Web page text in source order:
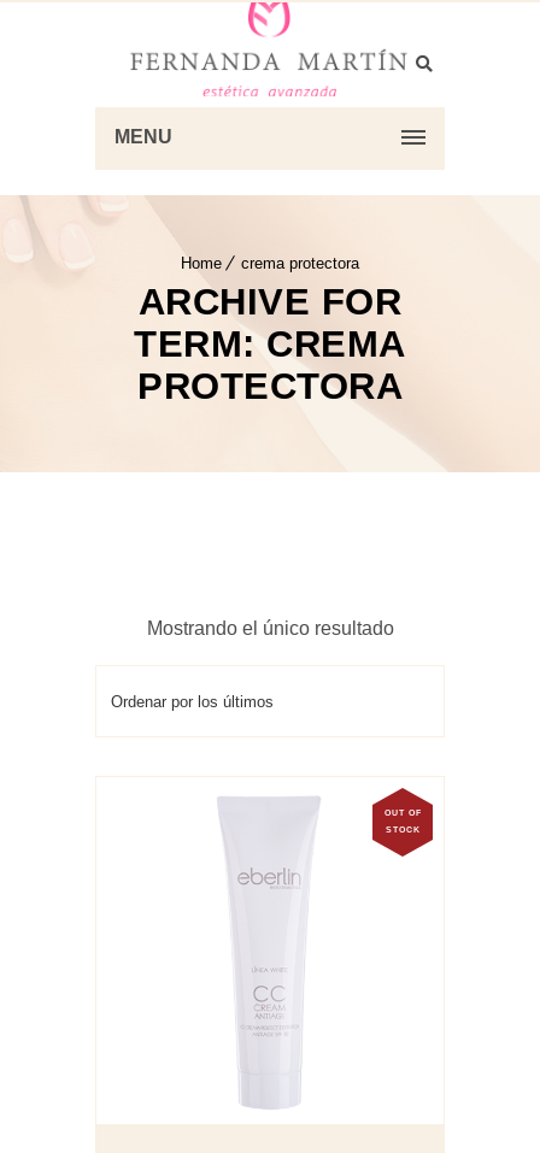
MENU
Home crema protectora
ARCHIVE FOR
TERM: CREMA
PROTECTORA
Mostrando el único resultado
OUT OF
STOCK